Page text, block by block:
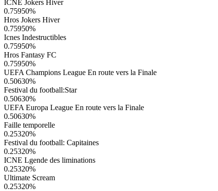
ICNE Jokers Hiver
0.75950%
Hros Jokers Hiver
0.75950%
Icnes Indestructibles
0.75950%
Hros Fantasy FC
0.75950%
UEFA Champions League En route vers la Finale
0.50630%
Festival du football:Star
0.50630%
UEFA Europa League En route vers la Finale
0.50630%
Faille temporelle
0.25320%
Festival du football: Capitaines
0.25320%
ICNE Lgende des liminations
0.25320%
Ultimate Scream
0.25320%